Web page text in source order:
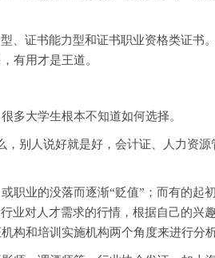
证书能力型和证书职业资格类证书
有用才是王道。
大学生根本不知道如何选择。
人说好就是好，会计证、人力资源
业的没落而逐渐“贬值”；而有的起
业对人才需求的行情，根据自己的兴
构和培训实施机构两个角度来进行分析